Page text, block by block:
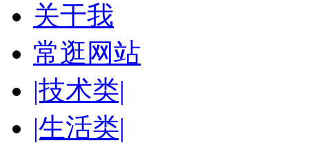
关于我
常逛网站
|技术类|
|生活类|